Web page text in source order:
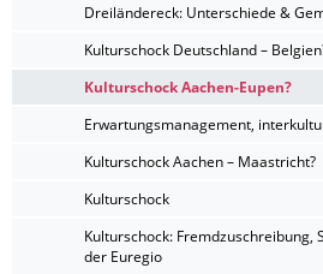
Dreiländereck: Unterschiede &
Kulturschock Deutschland –
Kulturschock Aachen-Eupen?
Erwartungsmanagement,
Kulturschock Aachen – Maastricht?
Kulturschock
Kulturschock: Fremdzuschreibung,
der Euregio